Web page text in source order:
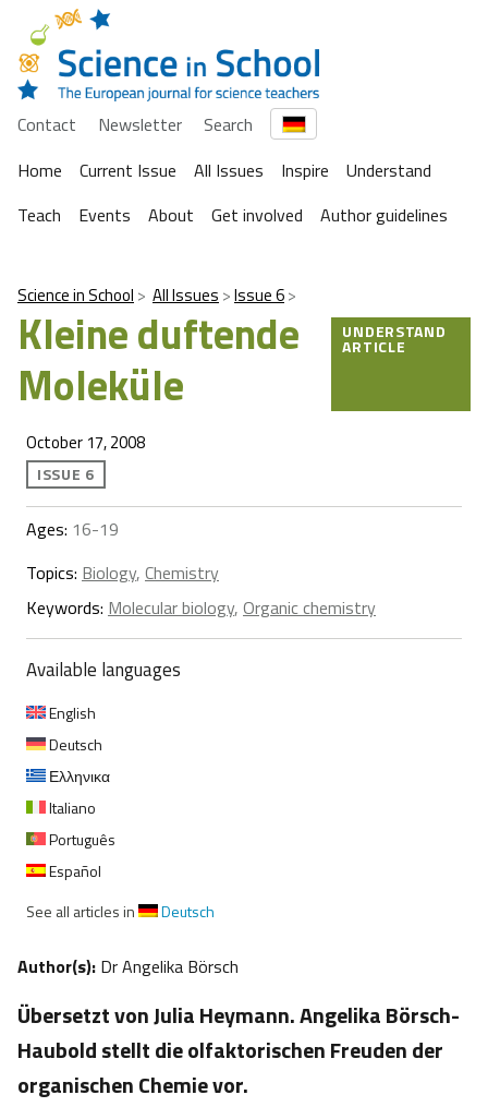
Contact Newsletter
Search
Home
Current Issue All Issues Inspire
Understand
Teach
Events About Get involved Author guidelines
Science in School All Issues Issue 6
Kleine duftende
Moleküle
UNDERSTAND
ARTICLE
October 17, 2008
ISSUE 6
Ages: 16-19
Topics: Biology, Chemistry
Keywords: Molecular biology, Organic chemistry
Available languages
English
Deutsch
Ελληνικα
Italiano
Português
Español
See all articles in
Deutsch
Author(s): Dr Angelika Börsch
Übersetzt von Julia Heymann. Angelika Börsch-
Haubold stellt die olfaktorischen Freuden der
organischen Chemie vor.